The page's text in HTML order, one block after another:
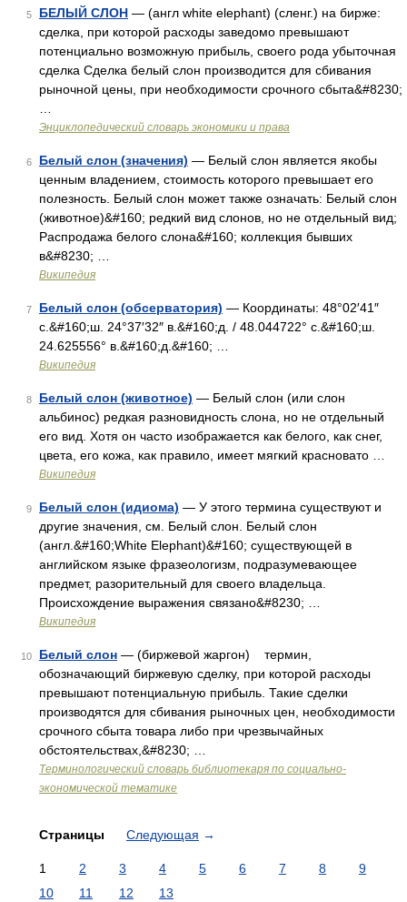
5 БЕЛЫЙ СЛОН — (англ white elephant) (сленг.) на бирже:
сделка, при которой расходы заведомо превышают
потенциально возможную прибыль, своего рода убыточная
сделка Сделка белый слон производится для сбивания
рыночной цены, при необходимости срочного сбыта&#8230;
Энциклопедический словарь экономики и права
6 Белый слон (значения) — Белый слон является якобы
ценным владением, стоимость которого превышает его
полезность. Белый слон может также означать: Белый слон
(животное)&#160; редкий вид слонов, но не отдельный вид;
Распродажа белого слона&#160; коллекция бывших
в&#8230; …
Википедия
7 Белый слон (обсерватория) — Координаты: 48°02′41″
с.&#160;ш. 24°37′32″ в.&#160;д. / 48.044722° с.&#160;ш.
24.625556° в.&#160;д.&#160; …
Википедия
8 Белый слон (животное) — Белый слон (или слон
альбинос) редкая разновидность слона, но не отдельный
его вид. Хотя он часто изображается как белого, как снег,
цвета, его кожа, как правило, имеет мягкий красновато …
Википедия
9 Белый слон (идиома) — У этого термина существуют и
другие значения, см. Белый слон. Белый слон
(англ.&#160;White Elephant)&#160; существующей в
английском языке фразеологизм, подразумевающее
предмет, разорительный для своего владельца.
Происхождение выражения связано&#8230; …
Википедия
10 Белый слон — (биржевой жаргон) термин,
обозначающий биржевую сделку, при которой расходы
превышают потенциальную прибыль. Такие сделки
производятся для сбивания рыночных цен, необходимости
срочного сбыта товара либо при чрезвычайных
обстоятельствах,&#8230; …
Терминологический словарь библиотекаря по социально-
экономической тематике
Страницы Следующая →
1 2 3 4 5 6 7 8
9
10
11 12 13